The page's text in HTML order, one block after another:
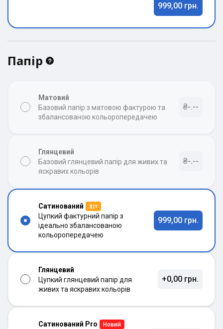
999,00 грн.
Папір
Матовий
Базовий папір з матовою фактурою та
збалансованою кольоропередачею
₴-.--
Глянцевий
Базовий глянцевий папір для живих та
яскравих кольорів
₴-.--
Сатинований Хіт
Цупкий фактурний папір з
ідеально збалансованою
кольоропередачею
999,00 грн.
Глянцевий
Цупкий глянцевий папір для
живих та яскравих кольорів
+0,00 грн.
Сатинований Pro Новий